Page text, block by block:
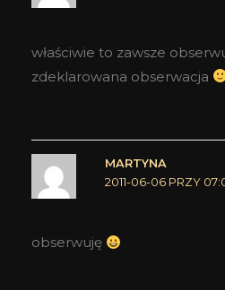
właściwie to zawsze
zdeklarowana obserwacja
MARTYNA
2011-06-06 PRZY
obserwuję